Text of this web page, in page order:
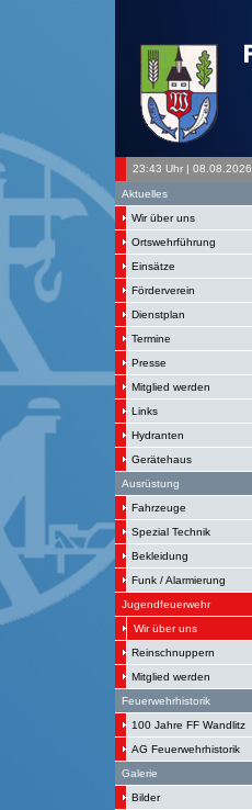
23:43 Uhr | 08.08.2026
Aktuelles
Wir über uns
Ortswehrführung
Einsätze
Förderverein
Dienstplan
Termine
Presse
Mitglied werden
Links
Hydranten
Gerätehaus
Ausrüstung
Fahrzeuge
Spezial Technik
Bekleidung
Funk / Alarmierung
Jugendfeuerwehr
Wir über uns
Reinschnuppern
Mitglied werden
Feuerwehrhistorik
100 Jahre FF Wandlitz
AG Feuerwehrhistorik
Galerie
Bilder